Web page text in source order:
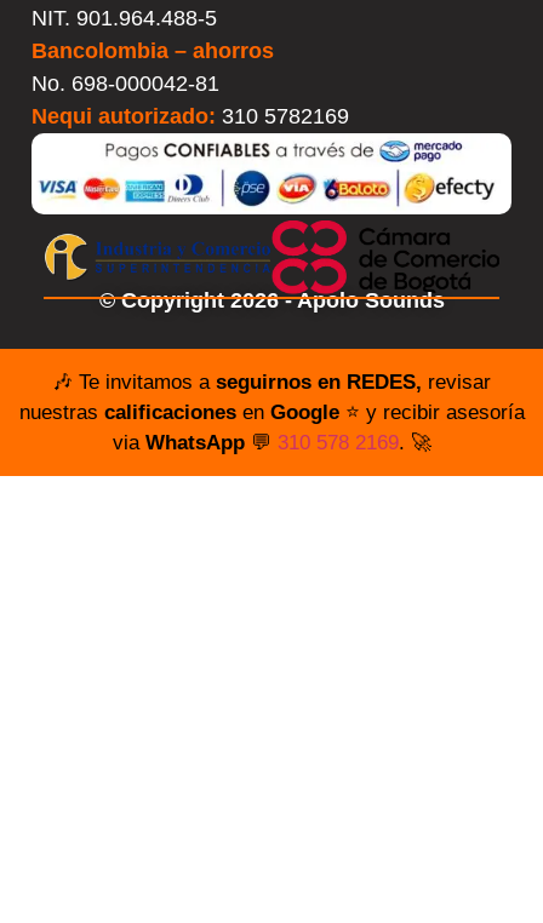
NIT. 901.964.488-5
Bancolombia – ahorros
No. 698-000042-81
Nequi autorizado: 310 5782169
© Copyright 2026 - Apolo Sounds
🎶 Te invitamos a seguirnos en REDES, revisar
nuestras calificacionesen Google⭐️ y recibir asesoría
via WhatsApp💬 310 578 2169. 🚀